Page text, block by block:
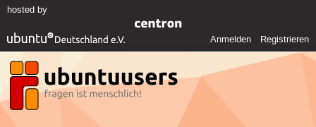
hosted by
Anmelden Registrieren